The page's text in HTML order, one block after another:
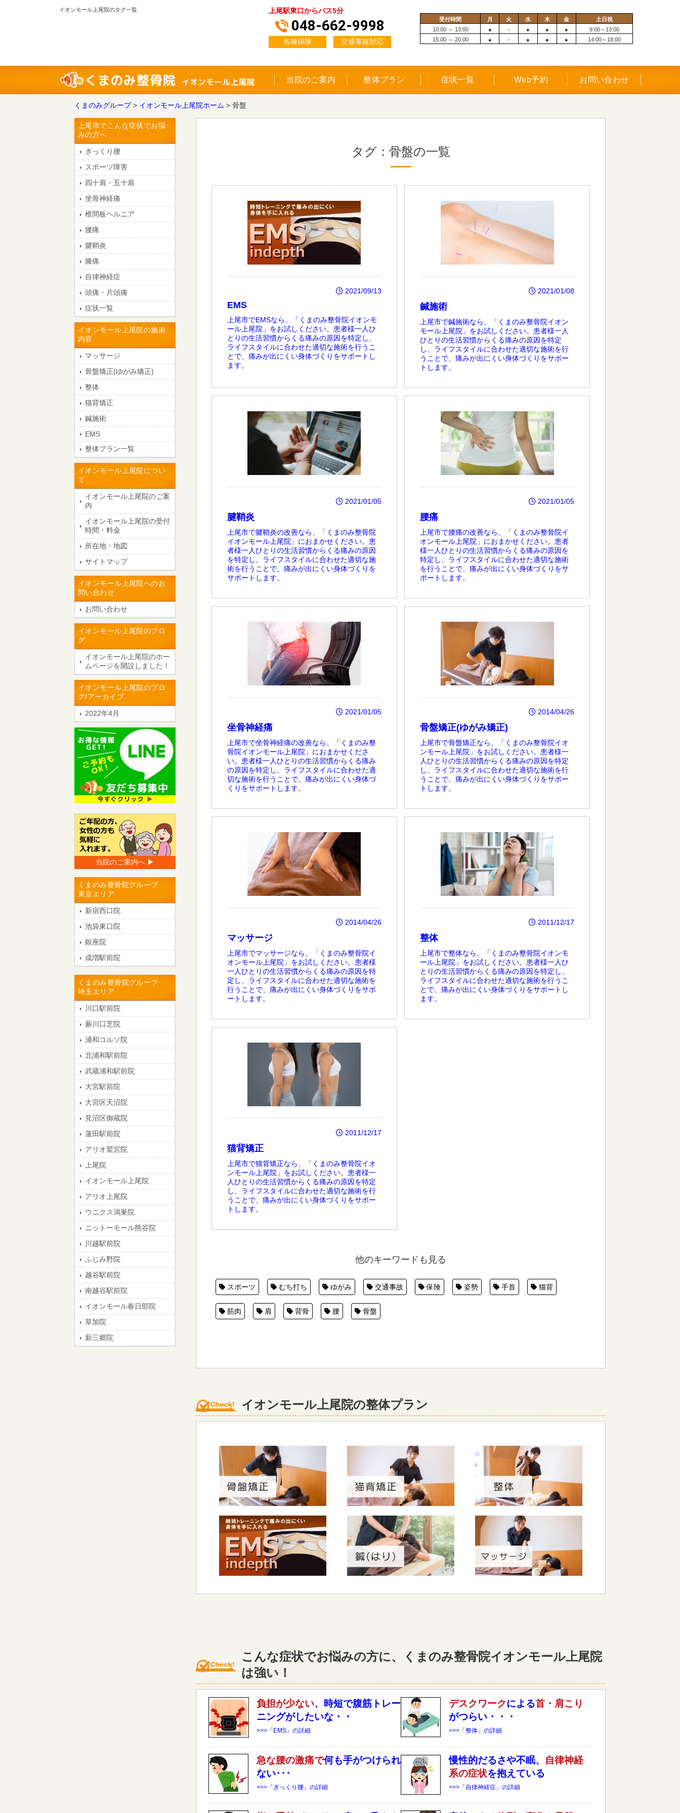
イオンモール上尾院のタグ一覧 上尾駅東口からバス5分
048-662-9998
各種保険 交通事故対応
受付時間 月 火 水 木 金
土日祝
10:00 ～ 13:00
● － ● ● ●
9:00～13:00
15:00 ～ 20:00
● － ● ● ● 14:00～18:00
当院のご案内 整体プラン 症状一覧 Web予約 お問い合わせ
くまのみグループ> イオンモール上尾院ホーム > 骨盤
タグ：骨盤の一覧
2021/09/13
EMS
上尾市でEMSなら、「くまのみ整骨院イオンモ
ール上尾院」をお試しください。患者様一人ひ
とりの生活習慣からくる痛みの原因を特定し、
ライフスタイルに合わせた適切な施術を行うこ
とで、痛みが出にくい身体づくりをサポートし
ます。
2021/01/08
鍼施術
上尾市で鍼施術なら、「くまのみ整骨院イオン
モール上尾院」をお試しください。患者様一人
ひとりの生活習慣からくる痛みの原因を特定
し、ライフスタイルに合わせた適切な施術を行
うことで、痛みが出にくい身体づくりをサポー
トします。
2021/01/05
腱鞘炎
上尾市で腱鞘炎の改善なら、「くまのみ整骨院
イオンモール上尾院」におまかせください。患
者様一人ひとりの生活習慣からくる痛みの原因
を特定し、ライフスタイルに合わせた適切な施
術を行うことで、痛みが出にくい身体づくりを
サポートします。
2021/01/05
腰痛
上尾市で腰痛の改善なら、「くまのみ整骨院イ
オンモール上尾院」におまかせください。患者
様一人ひとりの生活習慣からくる痛みの原因を
特定し、ライフスタイルに合わせた適切な施術
を行うことで、痛みが出にくい身体づくりをサ
ポートします。
2021/01/05
坐骨神経痛
上尾市で坐骨神経痛の改善なら、「くまのみ整
骨院イオンモール上尾院」におまかせくださ
い。患者様一人ひとりの生活習慣からくる痛み
の原因を特定し、ライフスタイルに合わせた適
切な施術を行うことで、痛みが出にくい身体づ
くりをサポートします。
2014/04/26
骨盤矯正(ゆがみ矯正)
上尾市で骨盤矯正なら、「くまのみ整骨院イオ
ンモール上尾院」をお試しください。患者様一
人ひとりの生活習慣からくる痛みの原因を特定
し、ライフスタイルに合わせた適切な施術を行
うことで、痛みが出にくい身体づくりをサポー
トします。
2014/04/26
マッサージ
上尾市でマッサージなら、「くまのみ整骨院イ
オンモール上尾院」をお試しください。患者様
一人ひとりの生活習慣からくる痛みの原因を特
定し、ライフスタイルに合わせた適切な施術を
行うことで、痛みが出にくい身体づくりをサポ
ートします。
2011/12/17
整体
上尾市で整体なら、「くまのみ整骨院イオンモ
ール上尾院」をお試しください。患者様一人ひ
とりの生活習慣からくる痛みの原因を特定し、
ライフスタイルに合わせた適切な施術を行うこ
とで、痛みが出にくい身体づくりをサポートし
ます。
2011/12/17
猫背矯正
上尾市で猫背矯正なら、「くまのみ整骨院イオ
ンモール上尾院」をお試しください。患者様一
人ひとりの生活習慣からくる痛みの原因を特定
し、ライフスタイルに合わせた適切な施術を行
うことで、痛みが出にくい身体づくりをサポー
トします。
他のキーワードも見る
スポーツ むち打ち ゆがみ 交通事故 保険 姿勢 手首 猫背
筋肉 肩 背骨 腰 骨盤
イオンモール上尾院の整体プラン
こんな症状でお悩みの方に、くまのみ整骨院イオンモール上尾院
は強い！
負担が少ない、時短で腹筋トレー
ニングがしたいな・・
>>>「EMS」の詳細
デスクワークによる首・肩こり
がつらい・・・
>>>「整体」の詳細
急な腰の激痛で何も手がつけられ
ない･･･
>>>「ぎっくり腰」の詳細
慢性的だるさや不眠、 自律神経
系の症状を抱えている
>>>「自律神経症」の詳細
上尾市でこんな症状でお悩
みの方へ
ぎっくり腰
スポーツ障害
四十肩・五十肩
坐骨神経痛
椎間板ヘルニア
腰痛
腱鞘炎
膝痛
自律神経症
頭痛・片頭痛
症状一覧
イオンモール上尾院の施術
内容
マッサージ
骨盤矯正(ゆがみ矯正)
整体
猫背矯正
鍼施術
EMS
整体プラン一覧
イオンモール上尾院につい
て
イオンモール上尾院のご案
内
イオンモール上尾院の受付
時間・料金
所在地・地図
サイトマップ
イオンモール上尾院へのお
問い合わせ
お問い合わせ
イオンモール上尾院のブロ
グ
イオンモール上尾院のホー
ムページを開設しました！
イオンモール上尾院のブロ
グ/アーカイブ
2022年4月
当院のご案内へ ▶︎
くまのみ整骨院グループ
東京エリア
新宿西口院
池袋東口院
銀座院
成増駅前院
くまのみ整骨院グループ
埼玉エリア
川口駅前院
蕨川口芝院
浦和コルソ院
北浦和駅前院
武蔵浦和駅前院
大宮駅前院
大宮区天沼院
見沼区御蔵院
蓮田駅前院
アリオ鷲宮院
上尾院
イオンモール上尾院
アリオ上尾院
ウニクス鴻巣院
ニットーモール熊谷院
川越駅前院
ふじみ野院
越谷駅前院
南越谷駅前院
イオンモール春日部院
草加院
新三郷院